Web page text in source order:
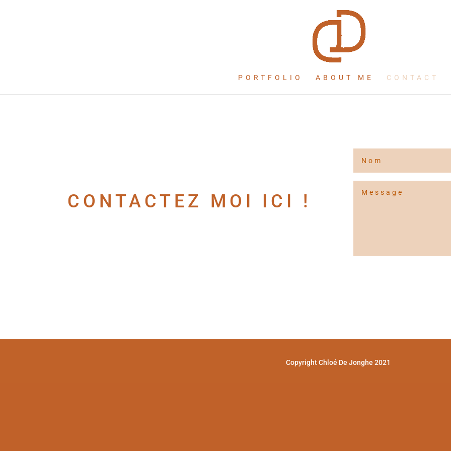
PORTFOLIO ABOUT ME CONTACT
CONTACTEZ MOI ICI !
Copyright Chloé De Jonghe 2021